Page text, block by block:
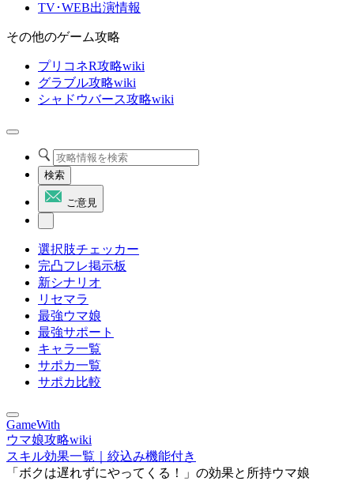
TV･WEB出演情報
その他のゲーム攻略
プリコネR攻略wiki
グラブル攻略wiki
シャドウバース攻略wiki
検索
ご意見
選択肢チェッカー
完凸フレ掲示板
新シナリオ
リセマラ
最強ウマ娘
最強サポート
キャラ一覧
サポカ一覧
サポカ比較
GameWith
ウマ娘攻略wiki
スキル効果一覧｜絞込み機能付き
「ボクは遅れずにやってくる！」の効果と所持ウマ娘